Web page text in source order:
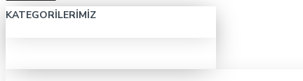
KATEGORILERIMIZ